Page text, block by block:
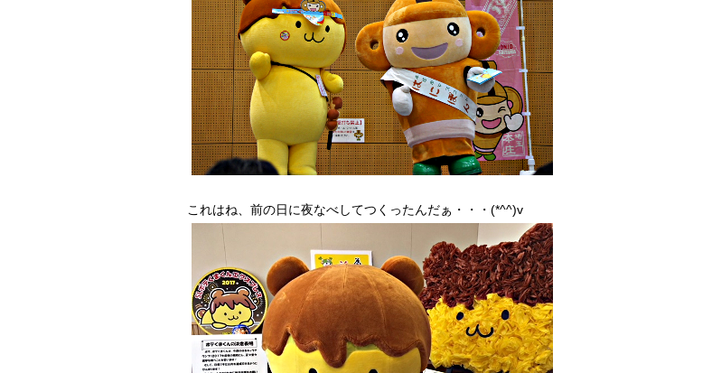
これはね、前の日に夜なべしてつくったんだぁ・・・(*^^)v